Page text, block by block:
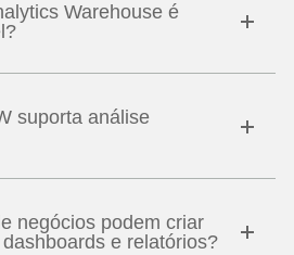
Warehouse é
suporta análise
negócios podem criar
e relatórios?